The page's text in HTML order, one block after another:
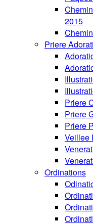
2015
Priere
Priere
Priere
Priere
Veillee
Ordinations